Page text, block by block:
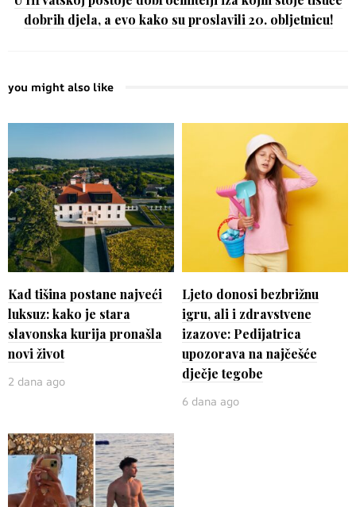
dobrih djela, a evo kako su proslavili 20. obljetnicu!
you might also like
Kad tišina postane najveći
luksuz: kako je stara
slavonska kurija pronašla
novi život
2 dana ago
Ljeto donosi bezbrižnu
igru, ali i zdravstvene
izazove: Pedijatrica
upozorava na najčešće
dječje tegobe
6 dana ago